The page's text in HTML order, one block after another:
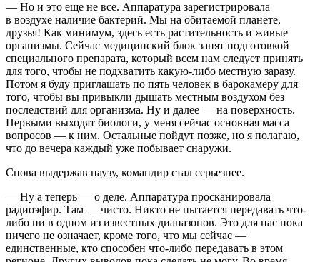
— Но и это еще не все. Аппаратура зарегистрировала
в воздухе наличие бактерий. Мы на обитаемой планете,
друзья! Как минимум, здесь есть растительность и живые
организмы. Сейчас медицинский блок занят подготовкой
специального препарата, который всем нам следует принять
для того, чтобы не подхватить какую-либо местную заразу.
Потом я буду приглашать по пять человек в барокамеру для
того, чтобы вы привыкли дышать местным воздухом без
последствий для организма. Ну и далее — на поверхность.
Первыми выходят биологи, у меня сейчас основная масса
вопросов — к ним. Остальные пойдут позже, но я полагаю,
что до вечера каждый уже побывает снаружи.
Снова выдержав паузу, командир стал серьезнее.
— Ну а теперь — о деле. Аппаратура просканировала
радиоэфир. Там — чисто. Никто не пытается передавать что-
либо ни в одном из известных диапазонов. Это для нас пока
ничего не означает, кроме того, что мы сейчас —
единственные, кто способен что-либо передавать в этом